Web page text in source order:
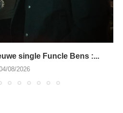
single Funcle Bens :...
08/2026